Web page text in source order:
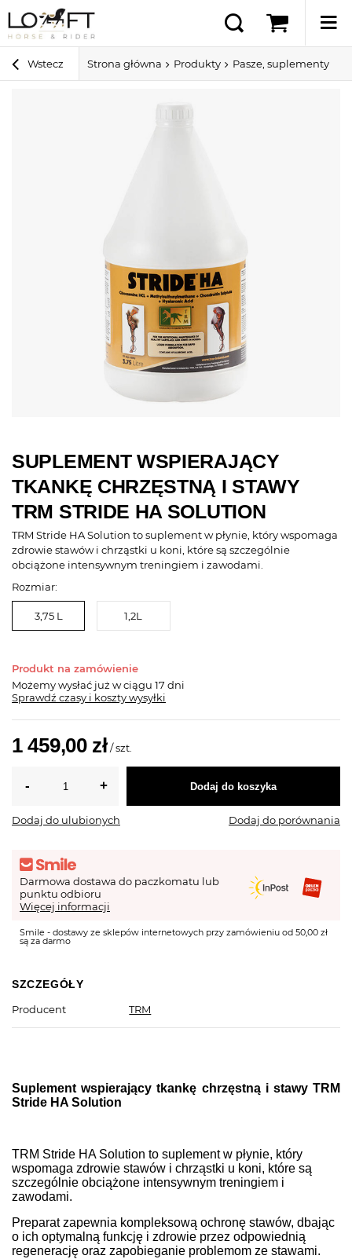
Wstecz Strona główna Produkty Pasze, suplementy i
SUPLEMENT WSPIERAJĄCY
TKANKĘ CHRZĘSTNĄ I STAWY
TRM STRIDE HA SOLUTION
TRM Stride HA Solution to suplement w płynie, który wspomaga
zdrowie stawów i chrząstki u koni, które są szczególnie
obciążone intensywnym treningiem i zawodami.
Rozmiar:
3,75 L 1,2L
Produkt na zamówienie
Możemy wysłać już w ciągu 17 dni
Sprawdź czasy i koszty wysyłki
1 459,00 zł /szt.
Dodaj do koszyka
Dodaj do ulubionych Dodaj do porównania
Darmowa dostawa do paczkomatu lub
punktu odbioru
Więcej informacji
Smile - dostawy ze sklepów internetowych przy zamówieniu od 50,00 zł
są za darmo
SZCZEGÓŁY
Producent
TRM
Suplement wspierający tkankę chrzęstną i stawy TRM
Stride HA Solution
TRM Stride HA Solution to suplement w płynie, który
wspomaga zdrowie stawów i chrząstki u koni, które są
szczególnie obciążone intensywnym treningiem i
zawodami.
Preparat zapewnia kompleksową ochronę stawów, dbając
o ich optymalną funkcję i zdrowie przez odpowiednią
regenerację oraz zapobieganie problemom ze stawami.